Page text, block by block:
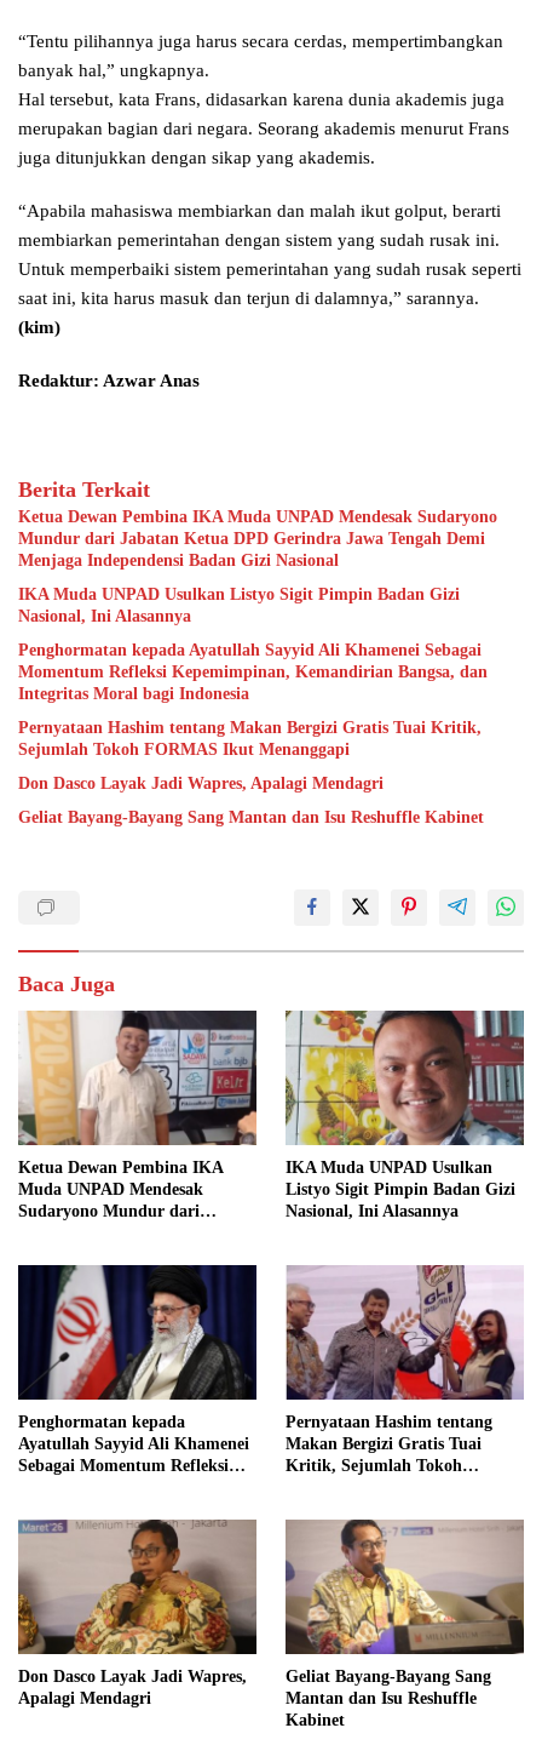
“Tentu pilihannya juga harus secara cerdas, mempertimbangkan
banyak hal,” ungkapnya.
Hal tersebut, kata Frans, didasarkan karena dunia akademis juga
merupakan bagian dari negara. Seorang akademis menurut Frans
juga ditunjukkan dengan sikap yang akademis.
“Apabila mahasiswa membiarkan dan malah ikut golput, berarti
membiarkan pemerintahan dengan sistem yang sudah rusak ini.
Untuk memperbaiki sistem pemerintahan yang sudah rusak seperti
saat ini, kita harus masuk dan terjun di dalamnya,” sarannya.
(kim)
Redaktur: Azwar Anas
Berita Terkait
Ketua Dewan Pembina IKA Muda UNPAD Mendesak Sudaryono
Mundur dari Jabatan Ketua DPD Gerindra Jawa Tengah Demi
Menjaga Independensi Badan Gizi Nasional
IKA Muda UNPAD Usulkan Listyo Sigit Pimpin Badan Gizi
Nasional, Ini Alasannya
Penghormatan kepada Ayatullah Sayyid Ali Khamenei Sebagai
Momentum Refleksi Kepemimpinan, Kemandirian Bangsa, dan
Integritas Moral bagi Indonesia
Pernyataan Hashim tentang Makan Bergizi Gratis Tuai Kritik,
Sejumlah Tokoh FORMAS Ikut Menanggapi
Don Dasco Layak Jadi Wapres, Apalagi Mendagri
Geliat Bayang-Bayang Sang Mantan dan Isu Reshuffle Kabinet
Baca Juga
Ketua Dewan Pembina IKA
Muda UNPAD Mendesak
Sudaryono Mundur dari
Independensi Badan Gizi
Nasional
IKA Muda UNPAD Usulkan
Listyo Sigit Pimpin Badan Gizi
Nasional, Ini Alasannya
Penghormatan kepada
Ayatullah Sayyid Ali Khamenei
Sebagai Momentum Refleksi
bagi Indonesia
Pernyataan Hashim tentang
Makan Bergizi Gratis Tuai
Kritik, Sejumlah Tokoh
Don Dasco Layak Jadi Wapres,
Apalagi Mendagri
Geliat Bayang-Bayang Sang
Mantan dan Isu Reshuffle
Kabinet